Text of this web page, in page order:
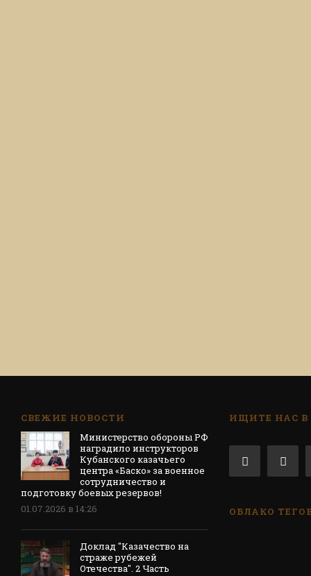
СВЕЖИЕ НОВОСТИ
Министерство обороны РФ
наградило инструкторов
Кубанского казачьего
центра «Баско» за военное
сотрудничество и
подготовку боевых резервов!
01.07.2026 в 14:26
Доклад "Казачество на
страже рубежей
Отечества". 2 Часть
ИЩИТЕ НАС В
ОБЛАКО